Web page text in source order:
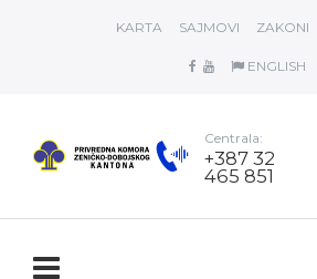
KARTA SAJMOVI ZAKONI
ENGLISH
Centrala:
+387 32
465 851